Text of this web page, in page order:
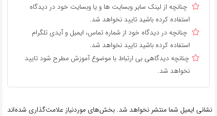
چنانچه از لینک سایر وبسایت ها و یا وبسایت خود در دیدگاه
استفاده کرده باشید تایید نخواهد شد.
چنانچه در دیدگاه خود از شماره تماس، ایمیل و آیدی تلگرام
استفاده کرده باشید تایید نخواهد شد.
چنانچه دیدگاهی بی ارتباط با موضوع آموزش مطرح شود تایید
نخواهد شد.
نشانی ایمیل شما منتشر نخواهد شد. بخش‌های موردنیاز علامت‌گذاری شده‌اند